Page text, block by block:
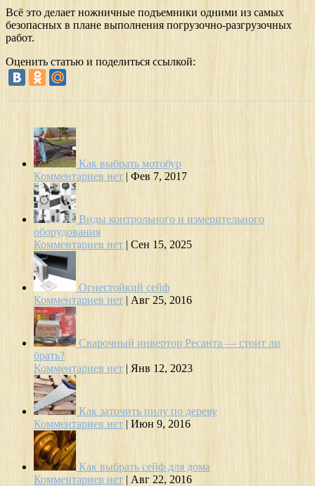
Всё это делает ножничные подъемники одними из самых
безопасных в плане выполнения погрузочно-разгрузочных
работ.
Оценить статью и поделиться ссылкой:
Как выбрать мотобур
Комментариев нет | Фев 7, 2017
Виды контрольного и измерительного
оборудования
Комментариев нет | Сен 15, 2025
Огнестойкий сейф
Комментариев нет | Авг 25, 2016
Сварочный инвертор Ресанта — стоит ли
брать?
Комментариев нет | Янв 12, 2023
Как заточить пилу по дереву
Комментариев нет | Июн 9, 2016
Как выбрать сейф для дома
Комментариев нет | Авг 22, 2016